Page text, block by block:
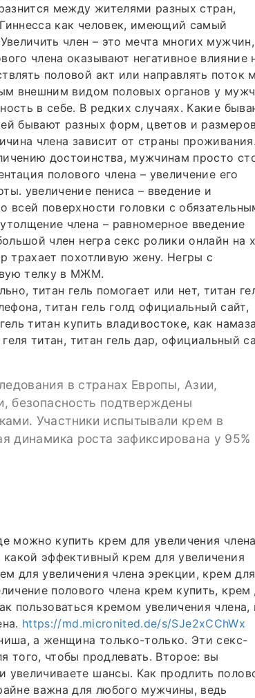
между жителями разных стран,
как человек, имеющий самый
член – это мечта многих мужчин,
члена оказывают негативное влияние
половой акт или направлять поток
внешним видом половых органов у
в себе. В редких случаях. Какие
бывают разных форм, цветов и
члена зависит от страны проживания.
достоинства, мужчинам просто
полового члена – увеличение его
увеличение пениса – введение и
всей поверхности головки с
члена – равномерное введение
член негра секс ролики онлайн на
трахает похотливую жену. Негры с
телку в МЖМ.
титан гель помогает или нет, титан
титан гель голд официальный сайт,
титан купить владивостоке, как
титан, титан гель дар, официальный
в странах Европы, Азии,
безопасность подтверждены
Участники испытывали крем в
динамика роста зафиксирована у 95%
можно купить крем для увеличения
эффективный крем для увеличения
для увеличения члена эрекции, крем для
полового члена крем купить, крем
пользоваться кремом увеличения члена,
https://md.micronited.de/s/SJe2xCChWx
а женщина только-только. Эти секс-
того, чтобы продлевать. Второе: вы
увеличиваете шансы. Как продлить
важна для любого мужчины, ведь